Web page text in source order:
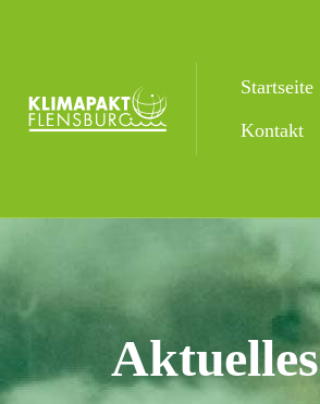
Startseite
Kontakt
Aktuelles